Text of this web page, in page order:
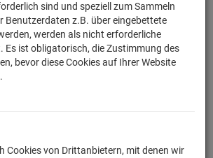
sind und speziell zum Sammeln
Benutzerdaten z.B. über eingebettete
werden als nicht erforderliche
Es ist obligatorisch, die Zustimmung des
bevor diese Cookies auf Ihrer Website
Cookies von Drittanbietern, mit denen wir